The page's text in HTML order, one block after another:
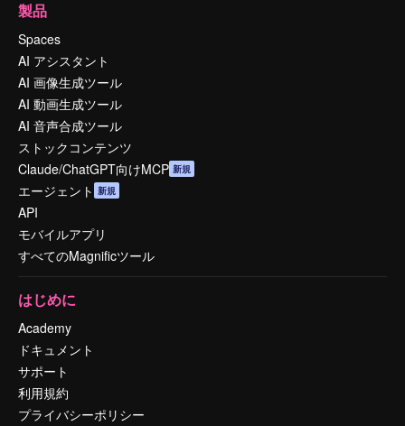
製品
Spaces
AI アシスタント
AI 画像生成ツール
AI 動画生成ツール
AI 音声合成ツール
ストックコンテンツ
Claude/ChatGPT向けMCP 新規
エージェント 新規
API
モバイルアプリ
すべてのMagnificツール
はじめに
Academy
ドキュメント
サポート
利用規約
プライバシーポリシー